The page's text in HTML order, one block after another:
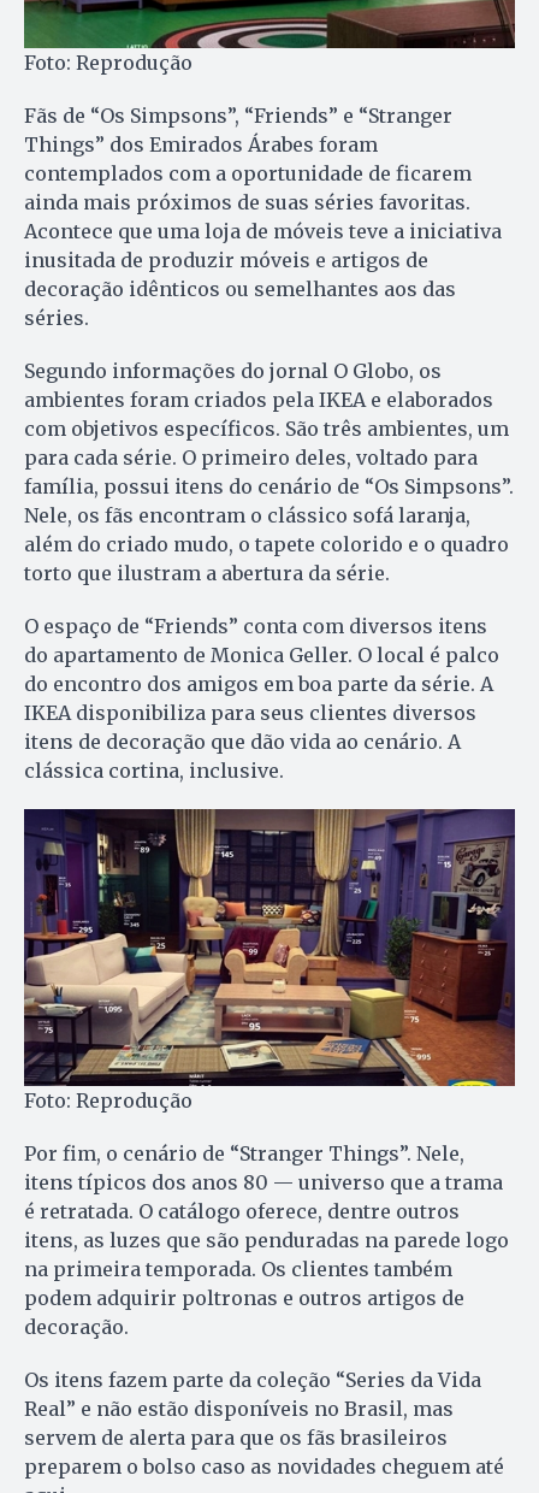
Foto: Reprodução
Fãs de “Os Simpsons”, “Friends” e “Stranger
Things” dos Emirados Árabes foram
contemplados com a oportunidade de ficarem
ainda mais próximos de suas séries favoritas.
Acontece que uma loja de móveis teve a iniciativa
inusitada de produzir móveis e artigos de
decoração idênticos ou semelhantes aos das
séries.
Segundo informações do jornal O Globo, os
ambientes foram criados pela IKEA e elaborados
com objetivos específicos. São três ambientes, um
para cada série. O primeiro deles, voltado para
família, possui itens do cenário de “Os Simpsons”.
Nele, os fãs encontram o clássico sofá laranja,
além do criado mudo, o tapete colorido e o quadro
torto que ilustram a abertura da série.
O espaço de “Friends” conta com diversos itens
do apartamento de Monica Geller. O local é palco
do encontro dos amigos em boa parte da série. A
IKEA disponibiliza para seus clientes diversos
itens de decoração que dão vida ao cenário. A
clássica cortina, inclusive.
Foto: Reprodução
Por fim, o cenário de “Stranger Things”. Nele,
itens típicos dos anos 80 — universo que a trama
é retratada. O catálogo oferece, dentre outros
itens, as luzes que são penduradas na parede logo
na primeira temporada. Os clientes também
podem adquirir poltronas e outros artigos de
decoração.
Os itens fazem parte da coleção “Series da Vida
Real” e não estão disponíveis no Brasil, mas
servem de alerta para que os fãs brasileiros
preparem o bolso caso as novidades cheguem até